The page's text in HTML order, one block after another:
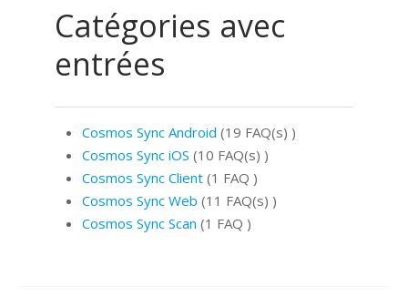
Catégories avec
entrées
Cosmos Sync Android (19 FAQ(s) )
Cosmos Sync iOS (10 FAQ(s) )
Cosmos Sync Client (1 FAQ )
Cosmos Sync Web (11 FAQ(s) )
Cosmos Sync Scan (1 FAQ )